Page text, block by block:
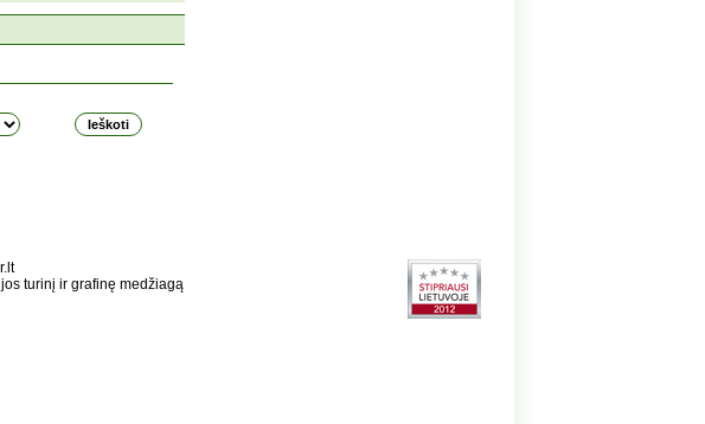
turinį ir grafinę medžiagą